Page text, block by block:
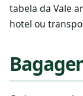
tabela da Vale
hotel ou